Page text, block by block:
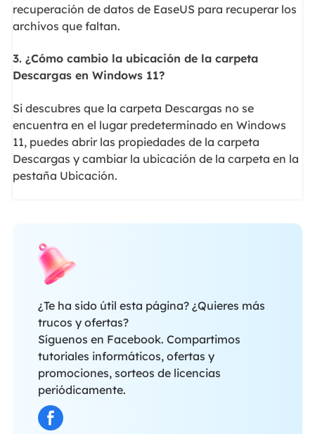
recuperación de datos de EaseUS para recuperar los
archivos que faltan.
3. ¿Cómo cambio la ubicación de la carpeta
Descargas en Windows 11?
Si descubres que la carpeta Descargas no se
encuentra en el lugar predeterminado en Windows
11, puedes abrir las propiedades de la carpeta
Descargas y cambiar la ubicación de la carpeta en la
pestaña Ubicación.
¿Te ha sido útil esta página? ¿Quieres más
trucos y ofertas?
Síguenos en Facebook. Compartimos
tutoriales informáticos, ofertas y
promociones, sorteos de licencias
periódicamente.